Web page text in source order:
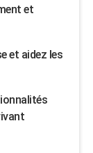
et
et aidez les